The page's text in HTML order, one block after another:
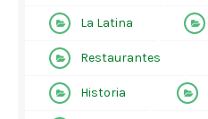
La Latina
Restaurantes
Historia